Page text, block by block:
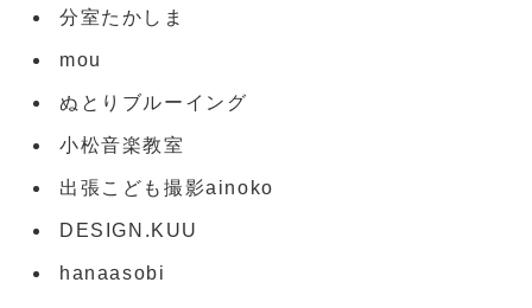
分室たかしま
mou
ぬとりブルーイング
小松音楽教室
出張こども撮影ainoko
DESIGN.KUU
hanaasobi